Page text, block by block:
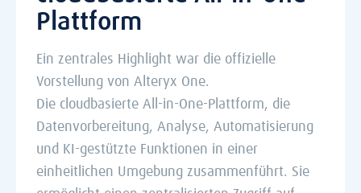
Plattform
Ein zentrales Highlight war die offizielle
Vorstellung von Alteryx One.
Die cloudbasierte All-in-One-Plattform, die
Datenvorbereitung, Analyse, Automatisierung
und KI-gestützte Funktionen in einer
einheitlichen Umgebung zusammenführt. Sie